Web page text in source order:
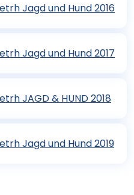
Jagd und Hund 2016
Jagd und Hund 2017
JAGD & HUND 2018
Jagd und Hund 2019